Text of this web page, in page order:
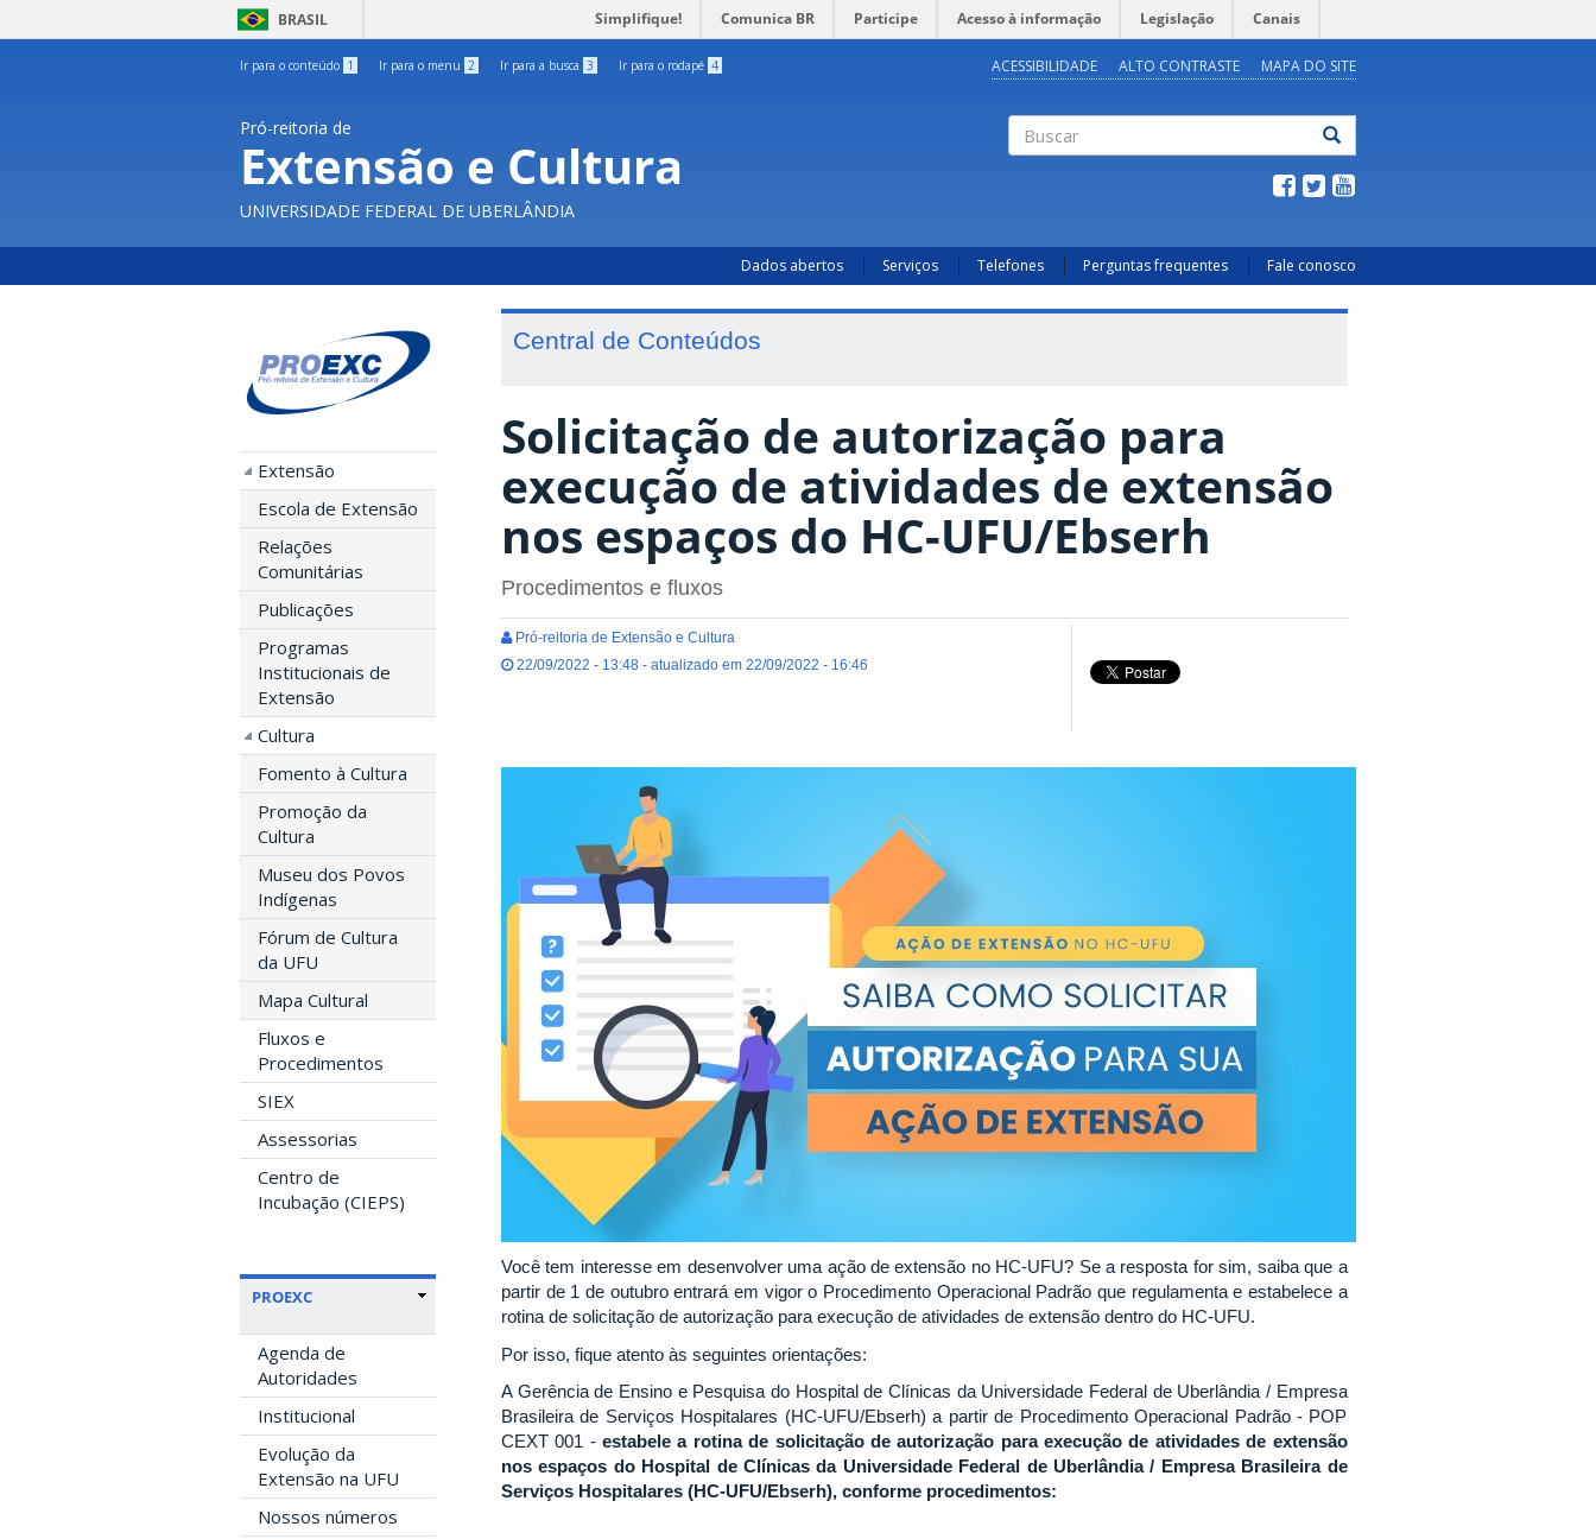
BRASIL Simplifique! Comunica BR Participe Acesso à informação Legislação Canais
Ir para o conteúdo 1 Ir para o menu 2 Ir para a busca 3 Ir para o rodapé 4 ACESSIBILIDADE ALTO CONTRASTE MAPA DO SITE
Pró-reitoria de
Extensão e Cultura
UNIVERSIDADE FEDERAL DE UBERLÂNDIA
Dados abertos Serviços Telefones Perguntas frequentes Fale conosco
Extensão
Escola de Extensão
Relações
Comunitárias
Publicações
Programas
Institucionais de
Extensão
Cultura
Fomento à Cultura
Promoção da
Cultura
Museu dos Povos
Indígenas
Fórum de Cultura
da UFU
Mapa Cultural
Fluxos e
Procedimentos
SIEX
Assessorias
Centro de
Incubação (CIEPS)
PROEXC
Agenda de
Autoridades
Institucional
Evolução da
Extensão na UFU
Nossos números
Central de Conteúdos
Solicitação de autorização para
execução de atividades de extensão
nos espaços do HC-UFU/Ebserh
Procedimentos e fluxos
Pró-reitoria de Extensão e Cultura
22/09/2022 - 13:48 - atualizado em 22/09/2022 - 16:46
Você tem interesse em desenvolver uma ação de extensão no HC-UFU? Se a resposta for sim, saiba que a
partir de 1 de outubro entrará em vigor o Procedimento Operacional Padrão que regulamenta e estabelece a
rotina de solicitação de autorização para execução de atividades de extensão dentro do HC-UFU.
Por isso, fique atento às seguintes orientações:
A Gerência de Ensino e Pesquisa do Hospital de Clínicas da Universidade Federal de Uberlândia / Empresa
Brasileira de Serviços Hospitalares (HC-UFU/Ebserh) a partir de Procedimento Operacional Padrão - POP
CEXT 001 -estabele a rotina de solicitação de autorização para execução de atividades de extensão
nos espaços do Hospital de Clínicas da Universidade Federal de Uberlândia / Empresa Brasileira de
Serviços Hospitalares (HC-UFU/Ebserh), conforme procedimentos: